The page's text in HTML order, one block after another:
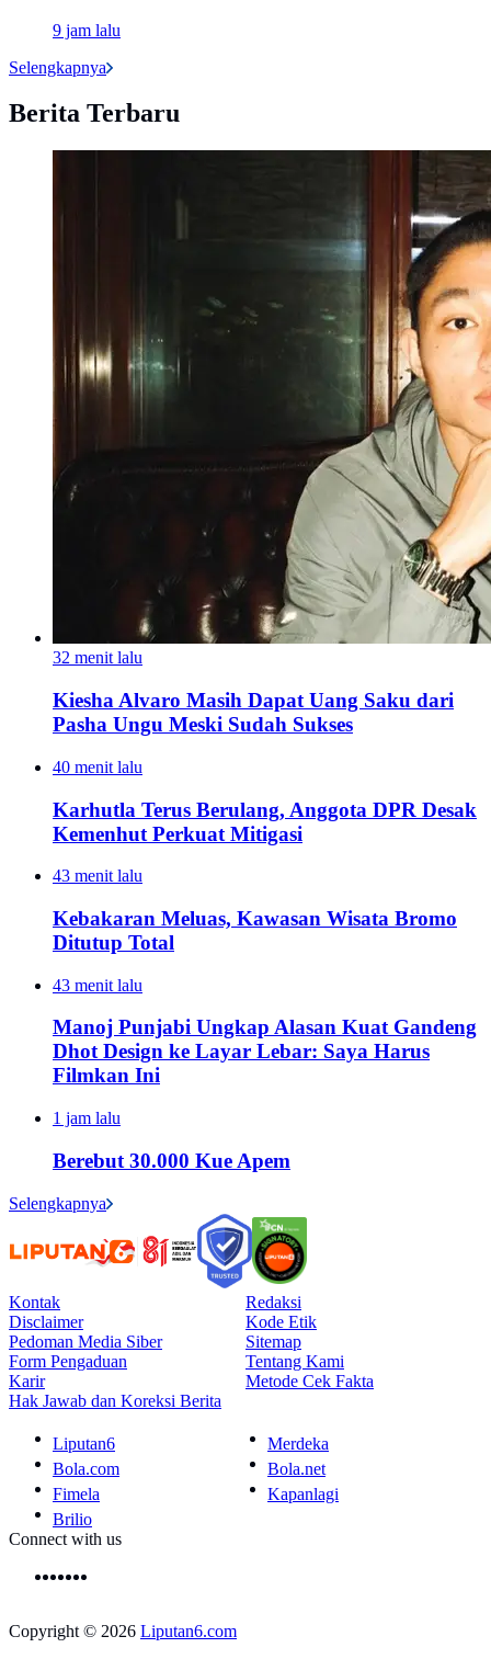
9 jam lalu
Selengkapnya
Berita Terbaru
32 menit lalu
Kiesha Alvaro Masih Dapat Uang Saku dari
Pasha Ungu Meski Sudah Sukses
40 menit lalu
Karhutla Terus Berulang, Anggota DPR Desak
Kemenhut Perkuat Mitigasi
43 menit lalu
Kebakaran Meluas, Kawasan Wisata Bromo
Ditutup Total
43 menit lalu
Manoj Punjabi Ungkap Alasan Kuat Gandeng
Dhot Design ke Layar Lebar: Saya Harus
Filmkan Ini
1 jam lalu
Berebut 30.000 Kue Apem
Selengkapnya
Kontak
Redaksi
Disclaimer
Kode Etik
Pedoman Media Siber
Sitemap
Form Pengaduan
Tentang Kami
Karir
Metode Cek Fakta
Hak Jawab dan Koreksi Berita
Liputan6
Merdeka
Bola.com
Bola.net
Fimela
Kapanlagi
Brilio
Connect with us
Copyright © 2026 Liputan6.com